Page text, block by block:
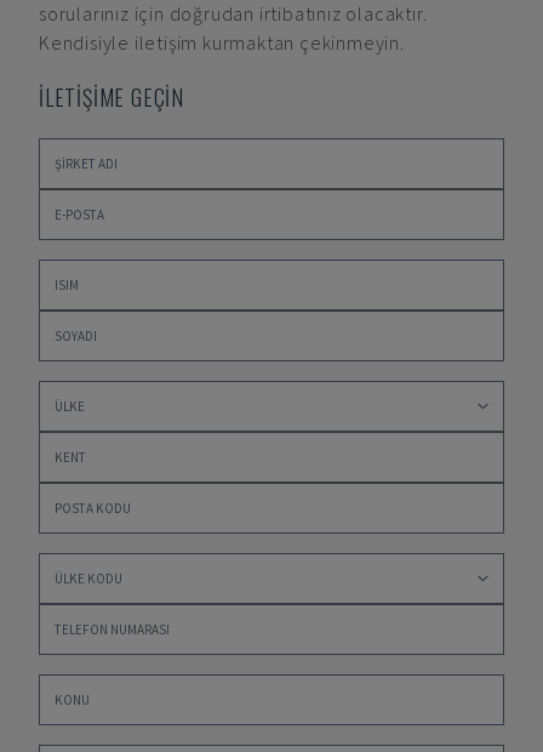
sorularınız için doğrudan irtibatınız olacaktır.
Kendisiyle iletişim kurmaktan çekinmeyin.
İLETİŞİME GEÇİN